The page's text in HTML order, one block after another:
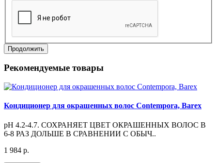
Продолжить
Рекомендуемые товары
Кондиционер для окрашенных волос Contempora, Barex
pH 4.2-4.7. СОХРАНЯЕТ ЦВЕТ ОКРАШЕННЫХ ВОЛОС В
6-8 РАЗ ДОЛЬШЕ В СРАВНЕНИИ С ОБЫЧ..
1 984 р.